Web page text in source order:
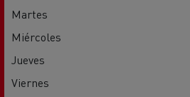
Martes
Miércoles
Jueves
Viernes